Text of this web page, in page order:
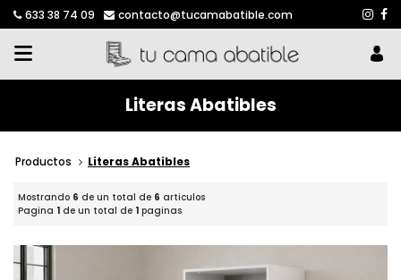
633 38 74 09 contacto@tucamabatible.com
Literas Abatibles
Productos Literas Abatibles
Mostrando 6 de un total de 6 articulos
Pagina 1 de un total de 1 paginas